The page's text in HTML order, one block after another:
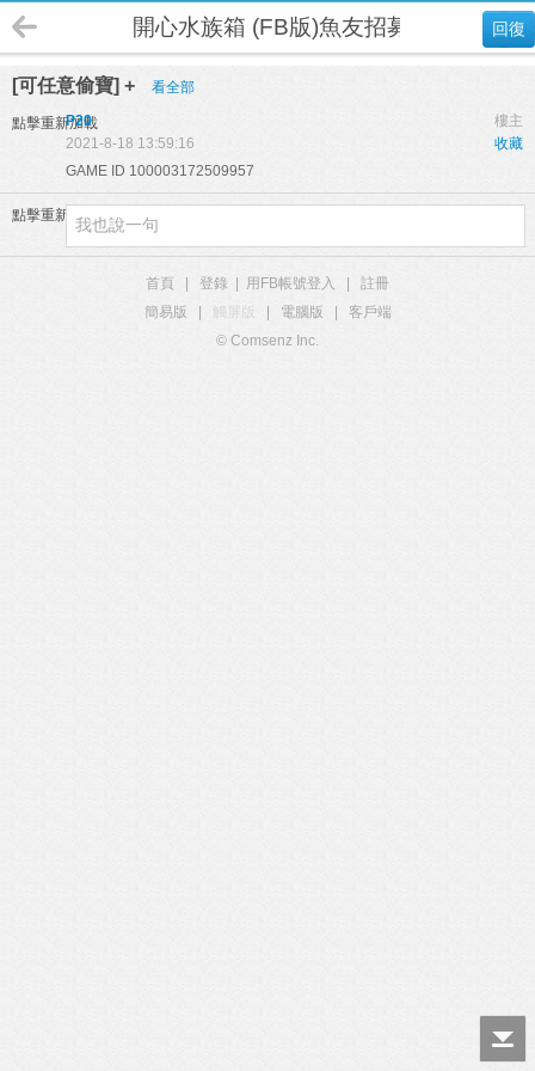
回復
開心水族箱 (FB版)魚友招募
[可任意偷寶] + 看全部
點擊重新加載 樓主
P20
收藏
2021-8-18 13:59:16
GAME ID 100003172509957
點擊重新加載
首頁 登錄 用FB帳號登入
註冊
簡易版
觸屏版 電腦版
客戶端
© Comsenz Inc.